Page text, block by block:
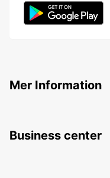
Mer Information
Business center